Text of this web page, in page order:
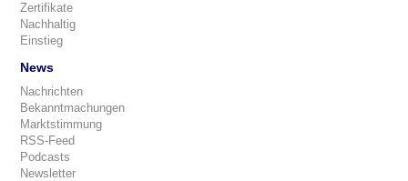
Zertifikate
Nachhaltig
Einstieg
News
Nachrichten
Bekanntmachungen
Marktstimmung
RSS-Feed
Podcasts
Newsletter